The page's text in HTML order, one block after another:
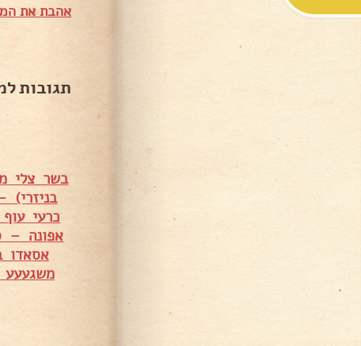
אהבת את
תגובות
בשר צלי מס' 5 עם פטריות ומיני תפו"א – סיון
בניזרי)
כרעי
אפונה –
אסאדו
משגעעע